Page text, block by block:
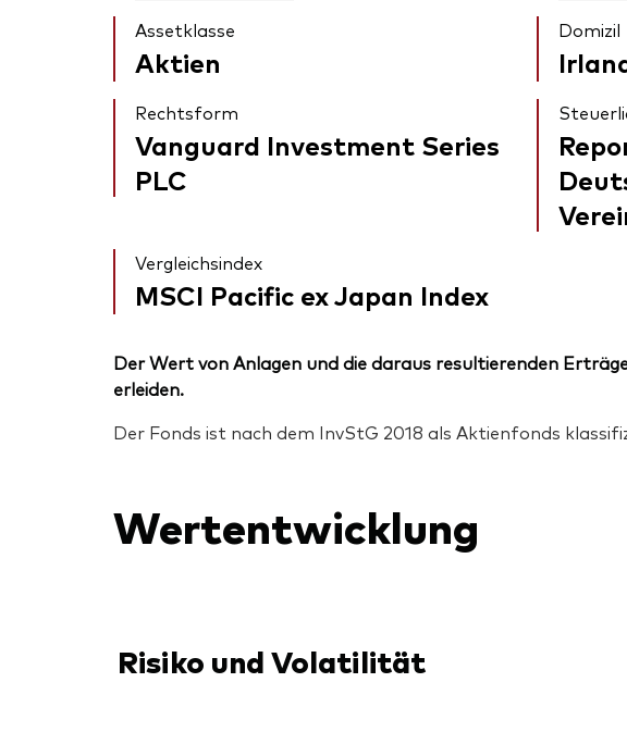
Assetklasse
Aktien
Domizil
Rechtsform
Vanguard Investment Series
PLC
Vergleichsindex
MSCI Pacific ex Japan Index
Der Wert von Anlagen und die daraus resultierenden
erleiden.
Der Fonds ist nach dem InvStG 2018 als Aktienfonds
Wertentwicklung
Risiko und Volatilität